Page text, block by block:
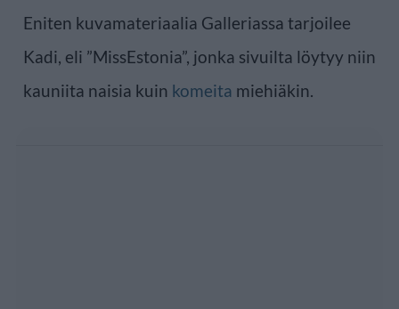
Eniten kuvamateriaalia Galleriassa tarjoilee
Kadi, eli ”MissEstonia”, jonka sivuilta löytyy niin
kauniita naisia kuin komeita miehiäkin.